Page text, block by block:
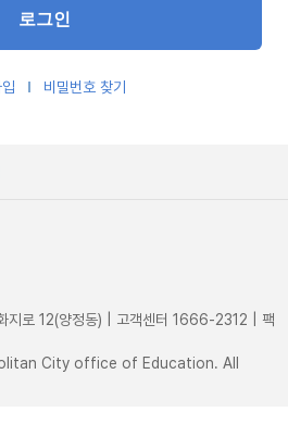
비밀번호 찾기
지로 12(양정동) | 고객센터 1666-2312 | 팩
City office of Education. All